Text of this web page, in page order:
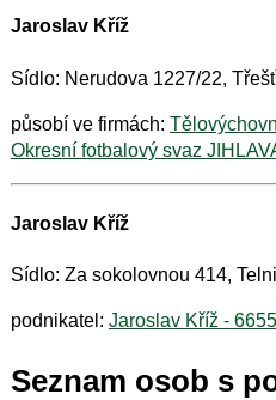
Jaroslav Kříž
Sídlo: Nerudova 1227/22,
působí ve firmách:
Okresní fotbalový svaz
Jaroslav Kříž
Sídlo: Za sokolovnou 414,
podnikatel: Jaroslav Kříž -
Seznam osob s